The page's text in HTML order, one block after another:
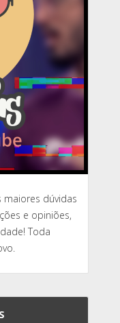
maiores dúvidas
e opiniões,
Toda